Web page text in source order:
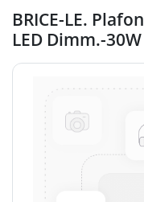
BRICE-LE.
LED Dimm.-30W